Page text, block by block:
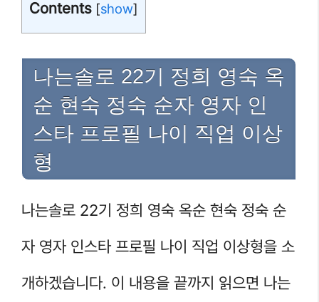
Contents [show]
나는솔로 22기 정희 영숙 옥
순 현숙 정숙 순자 영자 인
스타 프로필 나이 직업 이상
형
나는솔로 22기 정희 영숙 옥순 현숙 정숙 순
자 영자 인스타 프로필 나이 직업 이상형을 소
개하겠습니다. 이 내용을 끝까지 읽으면 나는